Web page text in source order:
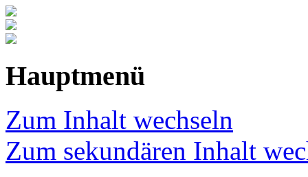
Hauptmenü
Zum Inhalt wechseln
Zum sekundären Inhalt